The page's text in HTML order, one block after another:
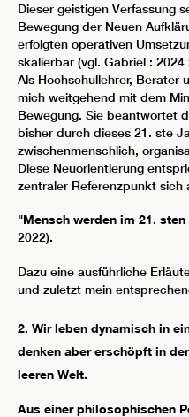
Dieser geistigen Verfassung
Bewegung der Neuen
erfolgten operativen
skalierbar (vgl. Gabriel :
Als Hochschullehrer, Berater
mich weitgehend mit dem
Bewegung. Sie beantwortet
bisher durch dieses 21. ste
zwischenmenschlich,
Diese Neuorientierung
zentraler Referenzpunkt sich
"Mensch werden im 21.
2022).
Dazu eine ausführliche
und zuletzt mein
2. Wir leben dynamisch in
denken aber erschöpft in
leeren Welt.
Aus einer philosophischen